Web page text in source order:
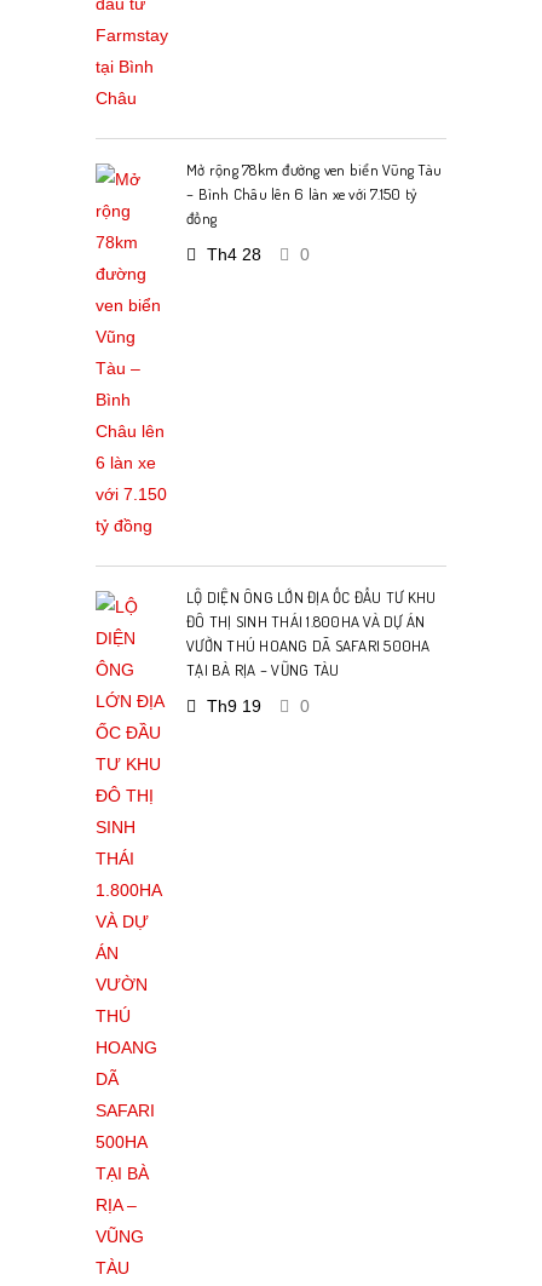
Mở rộng 78km đường ven biển Vũng Tàu
– Bình Châu lên 6 làn xe với 7.150 tỷ
đồng
Th4 28
0
LỘ DIỆN ÔNG LỚN ĐỊA ỐC ĐẦU TƯ KHU
ĐÔ THỊ SINH THÁI 1.800HA VÀ DỰ ÁN
VƯỜN THÚ HOANG DÃ SAFARI 500HA
TẠI BÀ RỊA – VŨNG TÀU
Th9 19
0